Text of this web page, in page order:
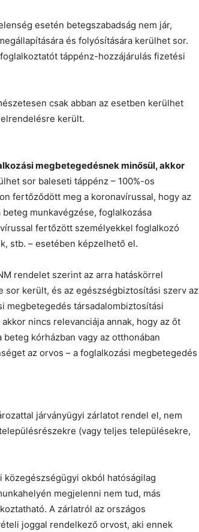
esetén betegszabadság nem jár,
és folyósítására kerülhet sor.
táppénz-hozzájárulás fizetési
csak abban az esetben kerülhet
elrendelésre került.
megbetegedésnek minősül, akkor
sor baleseti táppénz – 100%-os
fertőződött meg a koronavírussal, hogy az
munkavégzése, foglalkozása
fertőzött személyekkel foglalkozó
stb. – esetében képzelhető el.
rendelet szerint az arra hatáskörrel
sor került, és az egészségbiztosítási szerv az
megbetegedés társadalombiztosítási
nincs relevanciája annak, hogy az őt
kórházban vagy az otthonában
az orvos – a foglalkozási megbetegedés
járványügyi zárlatot rendel el, nem
(vagy teljes településekre,
közegészségügyi okból hatóságilag
megjelenni nem tud, más
A zárlatról az országos
joggal rendelkező orvost, aki ennek